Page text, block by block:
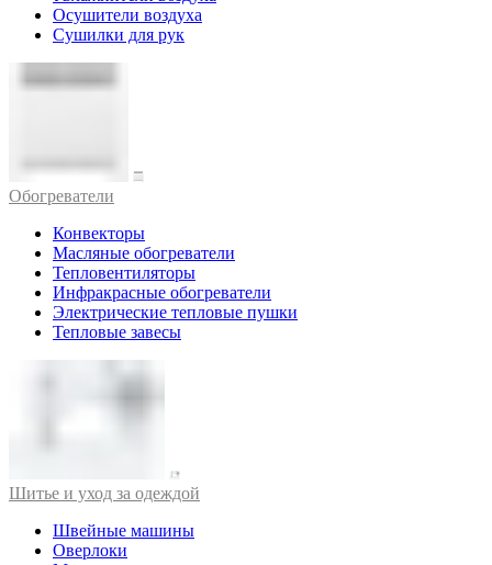
Осушители воздуха
Сушилки для рук
Обогреватели
Конвекторы
Масляные обогреватели
Тепловентиляторы
Инфракрасные обогреватели
Электрические тепловые пушки
Тепловые завесы
Шитье и уход за одеждой
Швейные машины
Оверлоки